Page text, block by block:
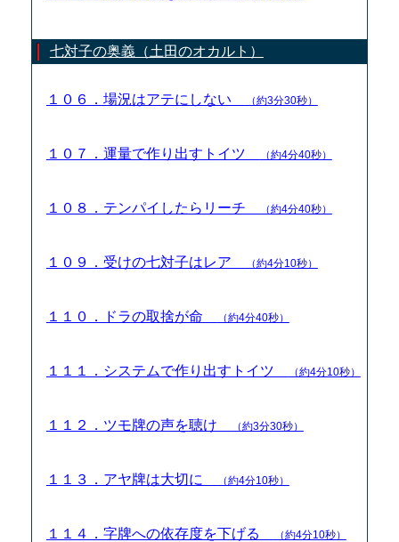
七対子の奥義（土田のオカルト）
１０６．場況はアテにしない （約3分30秒）
１０７．運量で作り出すトイツ （約4分40秒）
１０８．テンパイしたらリーチ （約4分40秒）
１０９．受けの七対子はレア （約4分10秒）
１１０．ドラの取捨が命 （約4分40秒）
１１１．システムで作り出すトイツ （約4分10秒）
１１２．ツモ牌の声を聴け （約3分30秒）
１１３．アヤ牌は大切に （約4分10秒）
１１４．字牌への依存度を下げる （約4分10秒）